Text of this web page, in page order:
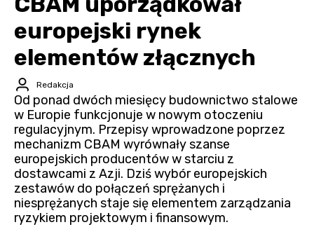
europejski rynek
elementów złącznych
Redakcja
Od ponad dwóch miesięcy budownictwo stalowe
w Europie funkcjonuje w nowym otoczeniu
regulacyjnym. Przepisy wprowadzone poprzez
mechanizm CBAM wyrównały szanse
europejskich producentów w starciu z
dostawcami z Azji. Dziś wybór europejskich
zestawów do połączeń sprężanych i
niesprężanych staje się elementem zarządzania
ryzykiem projektowym i finansowym.